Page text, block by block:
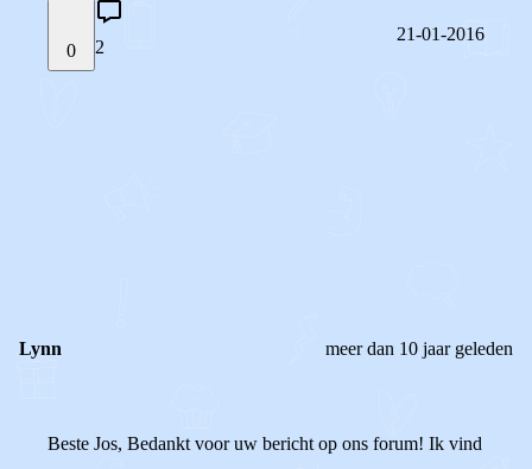
0 2
21-01-2016
Lynn meer dan 10 jaar geleden
Beste Jos, Bedankt voor uw bericht op ons forum! Ik vind